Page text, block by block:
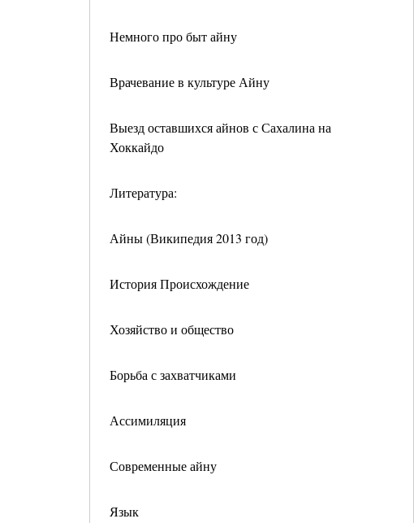
Немного про быт айну
Врачевание в культуре Айну
Выезд оставшихся айнов с Сахалина на
Хоккайдо
Литература:
Айны (Википедия 2013 год)
История Происхождение
Хозяйство и общество
Борьба с захватчиками
Ассимиляция
Современные айну
Язык